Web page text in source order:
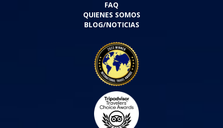
FAQ
QUIENES SOMOS
BLOG/NOTICIAS